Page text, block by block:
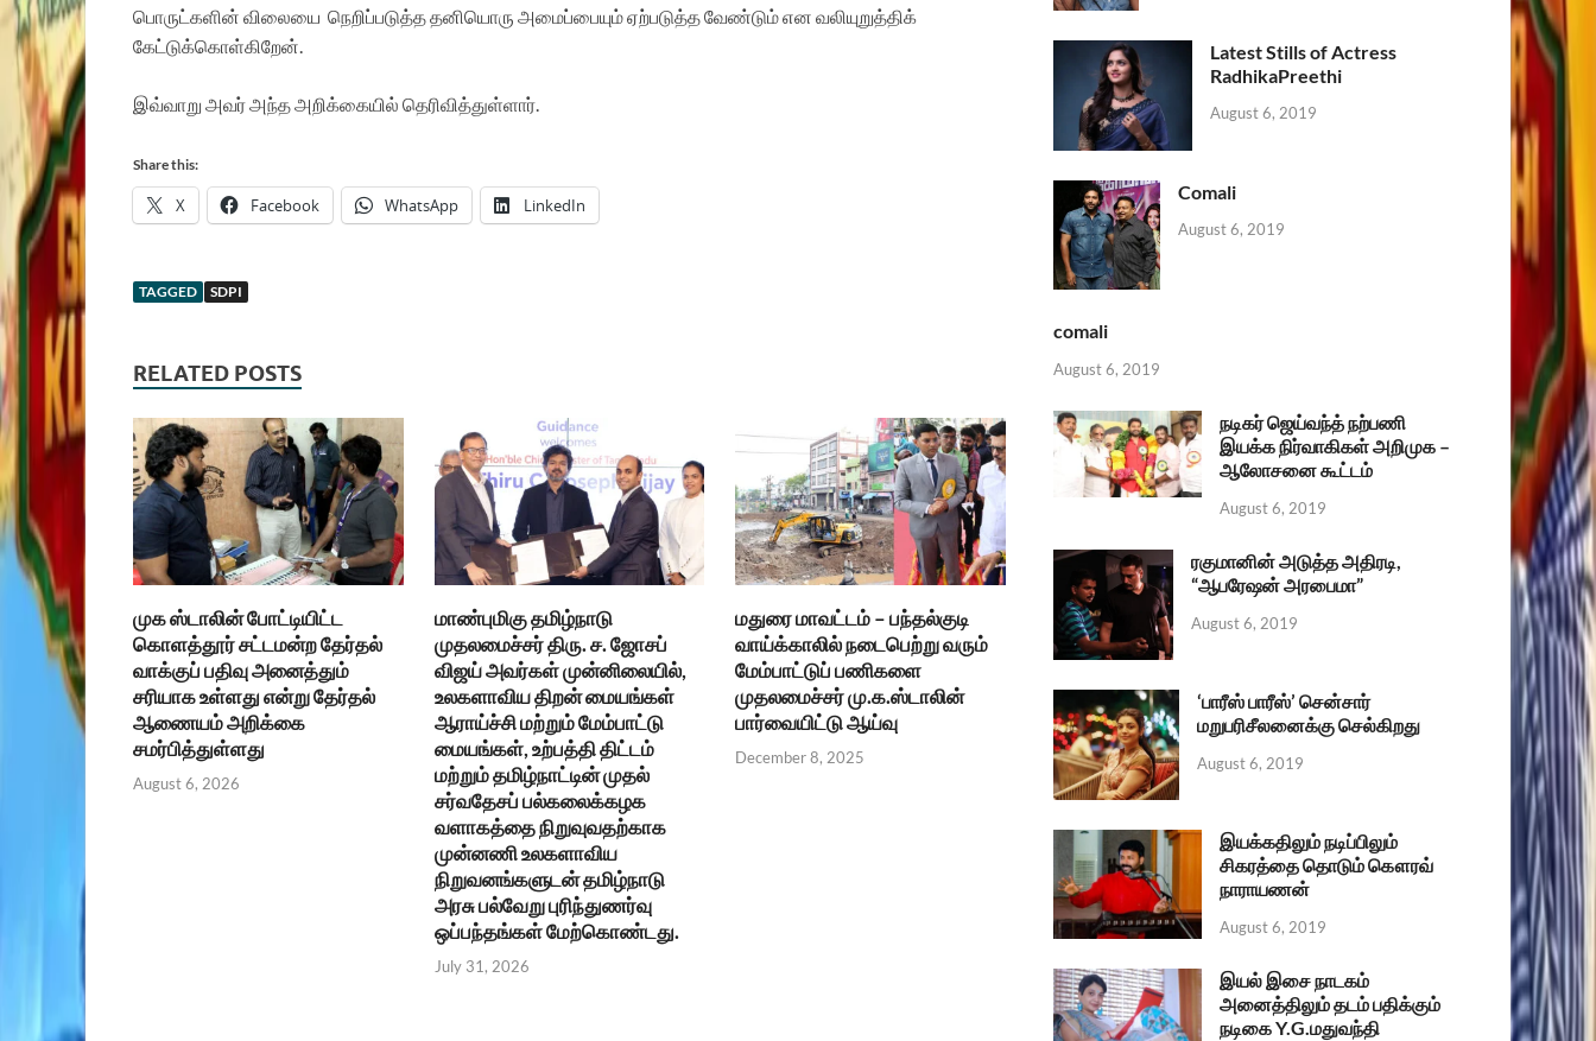
பொருட்களின் விலையை நெறிப்படுத்த தனியொரு அமைப்பையும் ஏற்படுத்த வேண்டும் என வலியுறுத்திக்
கேட்டுக்கொள்கிறேன்.
இவ்வாறு அவர் அந்த அறிக்கையில் தெரிவித்துள்ளார்.
Share this:
X Facebook WhatsApp LinkedIn
TAGGED SDPI
RELATED POSTS
முக ஸ்டாலின் போட்டியிட்ட
கொளத்தூர் சட்டமன்ற தேர்தல்
வாக்குப் பதிவு அனைத்தும்
சரியாக உள்ளது என்று தேர்தல்
ஆணையம் அறிக்கை
சமர்பித்துள்ளது
August 6, 2026
மாண்புமிகு தமிழ்நாடு
முதலமைச்சர் திரு. ச. ஜோசப்
விஜய் அவர்கள் முன்னிலையில்,
உலகளாவிய திறன் மையங்கள்
ஆராய்ச்சி மற்றும் மேம்பாட்டு
மையங்கள், உற்பத்தி திட்டம்
மற்றும் தமிழ்நாட்டின் முதல்
சர்வதேசப் பல்கலைக்கழக
வளாகத்தை நிறுவுவதற்காக
முன்னணி உலகளாவிய
நிறுவனங்களுடன் தமிழ்நாடு
அரசு பல்வேறு புரிந்துணர்வு
ஒப்பந்தங்கள் மேற்கொண்டது.
July 31, 2026
மதுரை மாவட்டம் – பந்தல்குடி
வாய்க்காலில் நடைபெற்று வரும்
மேம்பாட்டுப் பணிகளை
முதலமைச்சர் மு.க.ஸ்டாலின்
பார்வையிட்டு ஆய்வு
December 8, 2025
Latest Stills of Actress
RadhikaPreethi
August 6, 2019
Comali
August 6, 2019
comali
August 6, 2019
நடிகர் ஜெய்வந்த் நற்பணி
இயக்க நிர்வாகிகள் அறிமுக –
ஆலோசனை கூட்டம்
August 6, 2019
ரகுமானின் அடுத்த அதிரடி,
“ஆபரேஷன் அரபைமா”
August 6, 2019
‘பாரீஸ் பாரீஸ்’ சென்சார்
மறுபரிசீலனைக்கு செல்கிறது
August 6, 2019
இயக்கதிலும் நடிப்பிலும்
சிகரத்தை தொடும் கௌரவ்
நாராயணன்
August 6, 2019
இயல் இசை நாடகம்
அனைத்திலும் தடம் பதிக்கும்
நடிகை Y.G.மதுவந்தி